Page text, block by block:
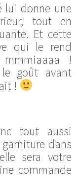
lui donne une
tout en
Et cette
qui le rend
mmmiaaaa !
goût avant
!
tout aussi
dans
sera votre
commande